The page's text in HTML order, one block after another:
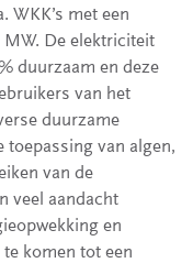
WKK’s met een
De elektriciteit
duurzaam en deze
van het
duurzame
toepassing van algen,
van de
veel aandacht
en
komen tot een